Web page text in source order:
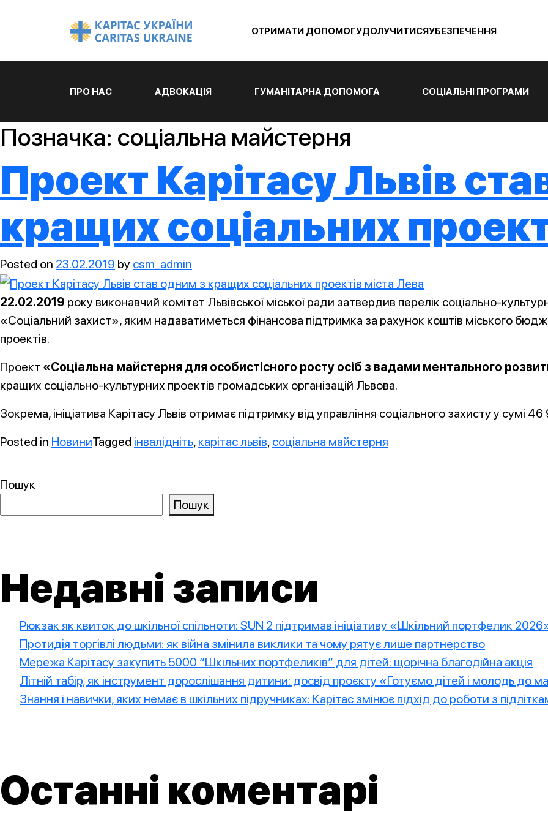
ОТРИМАТИ ДОПОМОГУДОЛУЧИТИСЯУБЕЗПЕЧЕННЯ
ПРО НАС АДВОКАЦІЯ ГУМАНІТАРНА ДОПОМОГА СОЦІАЛЬНІ ПРОГРАМИ
Позначка: соціальна майстерня
Проект Карітасу Львів
кращих соціальних
Posted on 23.02.2019 by csm_admin
22.02.2019 року виконавчий комітет Львівської міської ради затвердив перелік соціально-
«Соціальний захист», яким надаватиметься фінансова підтримка за рахунок коштів міського
проектів.
Проект «Соціальна майстерня для особистісного росту осіб з вадами ментального
кращих соціально-культурних проектів громадських організацій Львова.
Зокрема, ініціатива Карітасу Львів отримає підтримку від управління соціального захисту у сумі
Posted in НовиниTagged інвалідніть, карітас львів, соціальна майстерня
Пошук
Пошук
Недавні записи
Рюкзак як квиток до шкільної спільноти: SUN 2 підтримав ініціативу «Шкільний портфелик
Протидія торгівлі людьми: як війна змінила виклики та чому рятує лише партнерство
Мережа Карітасу закупить 5000 “Шкільних портфеликів” для дітей: щорічна благодійна акція
Літній табір, як інструмент дорослішання дитини: досвід проєкту «Готуємо дітей і молодь до
Знання і навички, яких немає в шкільних підручниках: Карітас змінює підхід до роботи з
Останні коментарі